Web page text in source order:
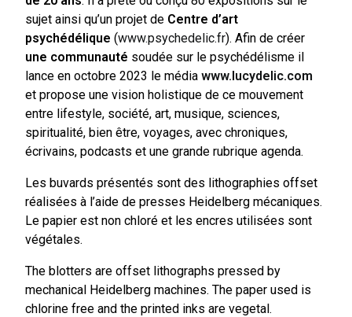
sujet ainsi qu’un projet de Centre d’art
psychédélique (www.psychedelic.fr). Afin de créer
une communauté soudée sur le psychédélisme il
lance en octobre 2023 le médiawww.lucydelic.com
et propose une vision holistique de ce mouvement
entre lifestyle, société, art, musique, sciences,
spiritualité, bien être, voyages, avec chroniques,
écrivains, podcasts et une grande rubrique agenda.
Les buvards présentés sont des lithographies offset
réalisées à l’aide de presses Heidelberg mécaniques.
Le papier est non chloré et les encres utilisées sont
végétales.
The blotters are offset lithographs pressed by
mechanical Heidelberg machines. The paper used is
chlorine free and the printed inks are vegetal.